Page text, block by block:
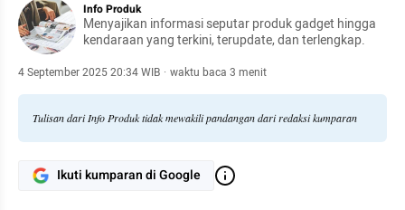
Info Produk
Menyajikan informasi seputar produk gadget hingga
kendaraan yang terkini, terupdate, dan terlengkap.
4 September 2025 20:34 WIB · waktu baca 3 menit
Tulisan dari Info Produk tidak mewakili pandangan dari redaksi kumparan
Ikuti kumparan di Google